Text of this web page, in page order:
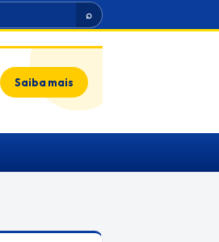
⌕
Saiba mais